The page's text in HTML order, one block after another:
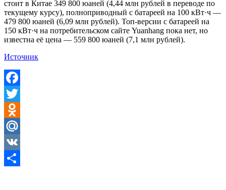
стоит в Китае 349 800 юаней (4,44 млн рублей в переводе по
текущему курсу), полноприводный с батареей на 100 кВт·ч —
479 800 юаней (6,09 млн рублей). Топ-версии с батареей на
150 кВт·ч на потребительском сайте Yuanhang пока нет, но
известна её цена — 559 800 юаней (7,1 млн рублей).
Источник
Facebook
Twitter
Odnoklassniki
Mail.Ru
VK